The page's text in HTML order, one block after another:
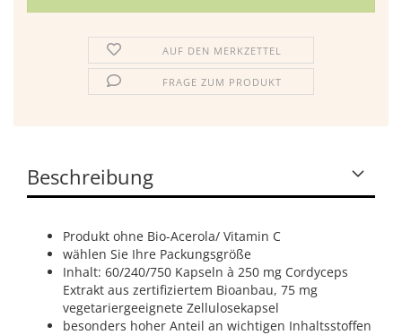
AUF DEN MERKZETTEL
FRAGE ZUM PRODUKT
Beschreibung
Produkt ohne Bio-Acerola/ Vitamin C
wählen Sie Ihre Packungsgröße
Inhalt: 60/240/750 Kapseln à 250 mg Cordyceps
Extrakt aus zertifiziertem Bioanbau, 75 mg
vegetariergeeignete Zellulosekapsel
besonders hoher Anteil an wichtigen Inhaltsstoffen